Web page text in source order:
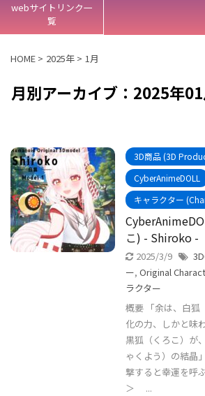
webサイトリンク一
覧
HOME > 2025年 > 1月
月別アーカイブ：2025年01
3D商品 (3D
CyberAnimeDOLL
キャラクター
こ) - Shiroko -
2025/3/9
ー, Original
ラクター
概要 「余は、白狐
化の力、しかと味
黒狐（くろこ）が
ゃくよう）の結晶
撃すると幸運を呼
＞ ...